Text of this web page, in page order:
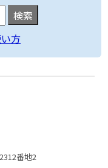
方
番地2